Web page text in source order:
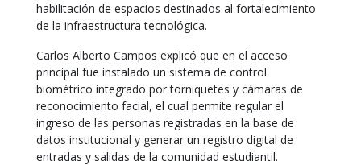
habilitación de espacios destinados al fortalecimiento
de la infraestructura tecnológica.
Carlos Alberto Campos explicó que en el acceso
principal fue instalado un sistema de control
biométrico integrado por torniquetes y cámaras de
reconocimiento facial, el cual permite regular el
ingreso de las personas registradas en la base de
datos institucional y generar un registro digital de
entradas y salidas de la comunidad estudiantil.